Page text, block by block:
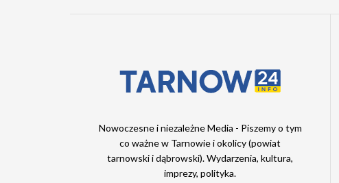
Nowoczesne i niezależne Media - Piszemy o tym
co ważne w Tarnowie i okolicy (powiat
tarnowski i dąbrowski). Wydarzenia, kultura,
imprezy, polityka.